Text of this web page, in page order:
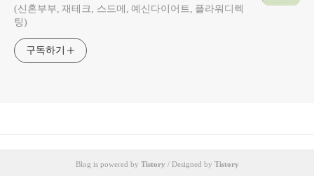
(신혼부부, 재테크, 스드메, 예신다이어트, 플라워디렉
팅)
구독하기
Blog is powered by Tistory / Designed by Tistory